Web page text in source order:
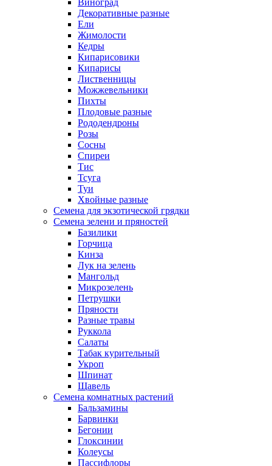
Виноград
Декоративные разные
Ели
Жимолости
Кедры
Кипарисовики
Кипарисы
Лиственницы
Можжевельники
Пихты
Плодовые разные
Рододендроны
Розы
Сосны
Спиреи
Тис
Тсуга
Туи
Хвойные разные
Семена для экзотической грядки
Семена зелени и пряностей
Базилики
Горчица
Кинза
Лук на зелень
Мангольд
Микрозелень
Петрушки
Пряности
Разные травы
Руккола
Салаты
Табак курительный
Укроп
Шпинат
Щавель
Семена комнатных растений
Бальзамины
Барвинки
Бегонии
Глоксинии
Колеусы
Пассифлоры